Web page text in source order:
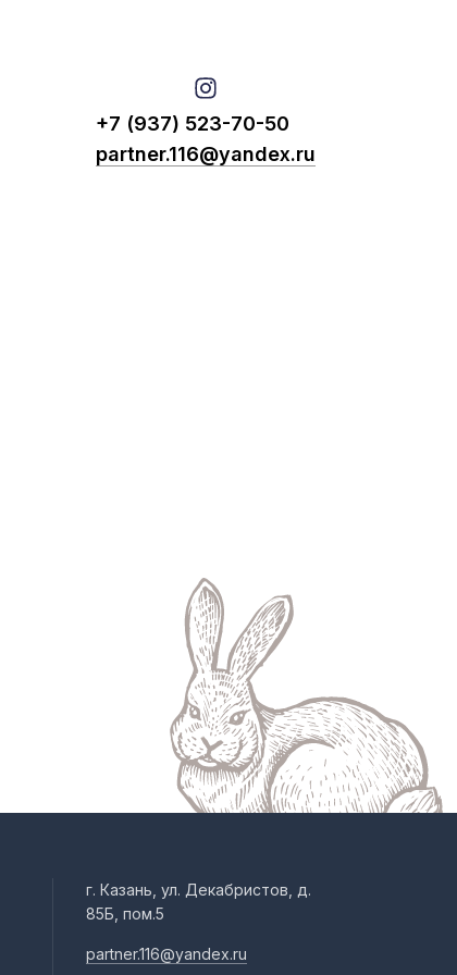
+7 (937) 523-70-50
partner.116@yandex.ru
г. Казань, ул. Декабристов, д.
85Б, пом.5
partner.116@yandex.ru